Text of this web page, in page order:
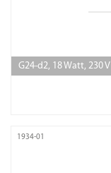
G24-d2, 18 Watt, 230 V
1934-01